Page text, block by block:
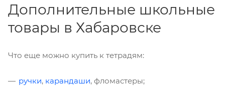
Дополнительные школьные
товары в Хабаровске
Что еще можно купить к тетрадям:
ручки, карандаши, фломастеры;